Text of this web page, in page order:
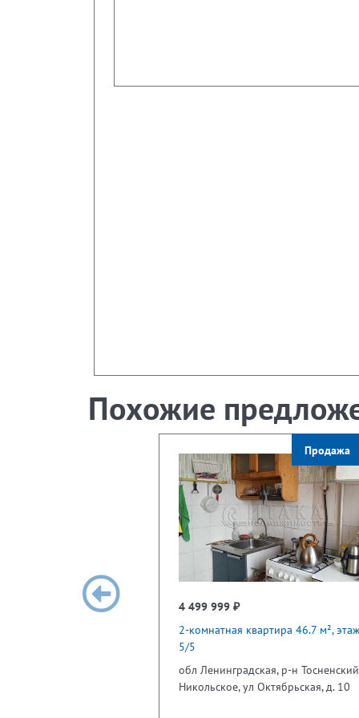
Похожие
Продажа
4 499 999 ₽
2-комнатная квартира 46.7 м², этаж
5/5
обл Ленинградская, р-н
Никольское, ул Октябрьская, д. 10